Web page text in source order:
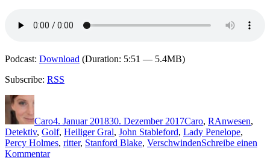
Podcast: Download (Duration: 5:51 — 5.4MB)
Subscribe: RSS
Autor
Caro4. Januar 201830. Dezember 2017Caro, RAnwesen,
Detektiv, Golf, Heiliger Gral, John Stableford, Lady Penelope,
Percy Holmes, ritter, Stanford Blake, VerschwindenSchreibe einen
Kommentarzu